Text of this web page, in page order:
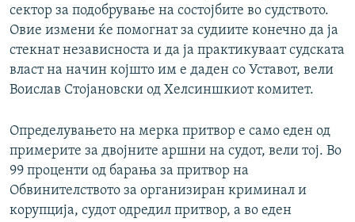
сектор за подобрување на состојбите во судството.
Овие измени ќе помогнат за судиите конечно да ја
стекнат независноста и да ја практикуваат судската
власт на начин којшто им е даден со Уставот, вели
Воислав Стојановски од Хелсиншкиот комитет.
Определувањето на мерка притвор е само еден од
примерите за двојните аршни на судот, вели тој. Во
99 проценти од барања за притвор на
Обвинителството за организиран криминал и
корупција, судот одредил притвор, а во еден